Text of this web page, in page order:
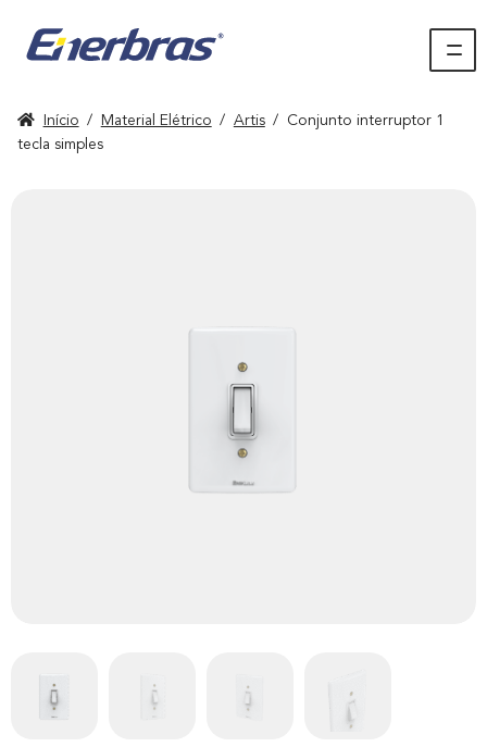
Início / Material Elétrico / Artis /
Conjunto interruptor 1
tecla simples